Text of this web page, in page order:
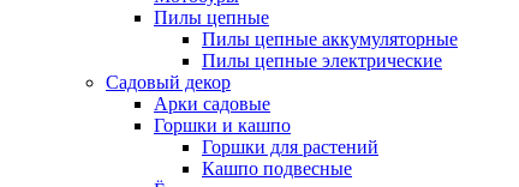
Пилы цепные
Пилы цепные аккумуляторные
Пилы цепные электрические
Садовый декор
Арки садовые
Горшки и кашпо
Горшки для растений
Кашпо подвесные